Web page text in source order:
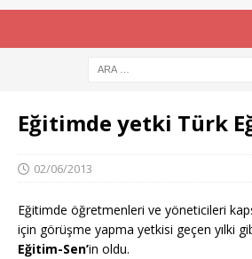
Eğitimde yetki Türk
02/06/2013
Eğitimde öğretmenleri ve yöneticileri
için görüşme yapma yetkisi geçen yılki
Eğitim-Sen’in oldu.